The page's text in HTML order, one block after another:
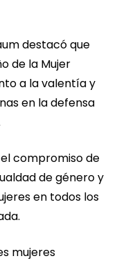
destacó que
de la Mujer
a la valentía y
en la defensa
compromiso de
de género y
en todos los
mujeres